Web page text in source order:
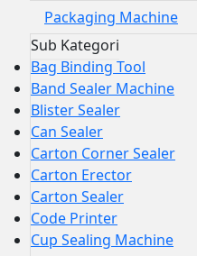
Packaging Machine
Sub Kategori
Bag Binding Tool
Band Sealer Machine
Blister Sealer
Can Sealer
Carton Corner Sealer
Carton Erector
Carton Sealer
Code Printer
Cup Sealing Machine